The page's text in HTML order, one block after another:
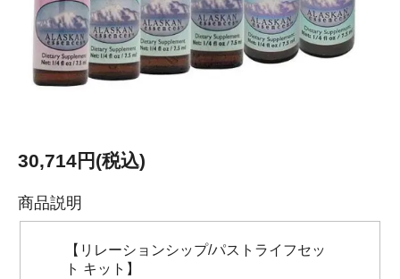
30,714円(税込)
商品説明
【リレーションシップ/パストライフセッ
ト キット】